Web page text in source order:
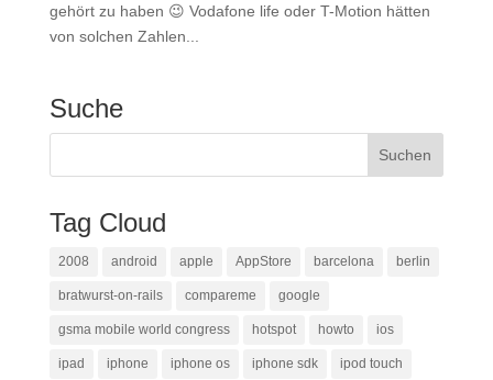
gehört zu haben 😉 Vodafone life oder T-Motion hätten
von solchen Zahlen...
Suche
Tag Cloud
2008 android apple AppStore barcelona berlin
bratwurst-on-rails compareme google
gsma mobile world congress hotspot howto ios
ipad iphone iphone os iphone sdk ipod touch